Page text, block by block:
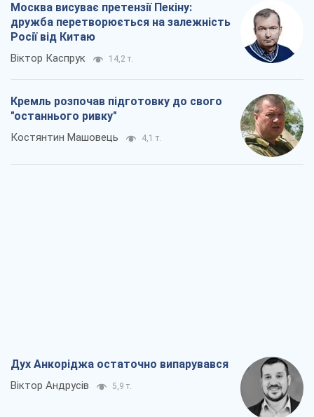
Москва висуває претензії Пекіну:
дружба перетворюється на залежність
Росії від Китаю
Віктор Каспрук 14,2 т.
Кремль розпочав підготовку до свого
"останнього ривку"
Костянтин Машовець 4,1 т.
Дух Анкоріджа остаточно випарувався
Віктор Андрусів 5,9 т.